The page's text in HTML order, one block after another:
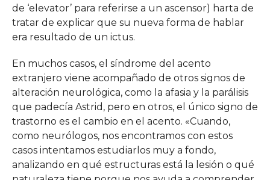
de ‘elevator’ para referirse a un ascensor) harta de
tratar de explicar que su nueva forma de hablar
era resultado de un ictus.
En muchos casos, el síndrome del acento
extranjero viene acompañado de otros signos de
alteración neurológica, como la afasia y la parálisis
que padecía Astrid, pero en otros, el único signo de
trastorno es el cambio en el acento. «Cuando,
como neurólogos, nos encontramos con estos
casos intentamos estudiarlos muy a fondo,
analizando en qué estructuras está la lesión o qué